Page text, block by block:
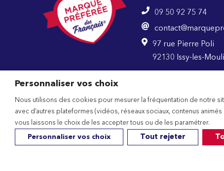
09 50 92 75 74
97 rue Pierre Poli
92130 Issy-les-
Adhérent de
Personnaliser vos choix
Nous utilisons des cookies pour mesurer la fréquentation de notre
avec d’autres plateformes (vidéos, réseaux sociaux, contenus
vous laissons le choix de les accepter tous ou de les paramétrer.
Personnaliser vos choix Tout rejeter